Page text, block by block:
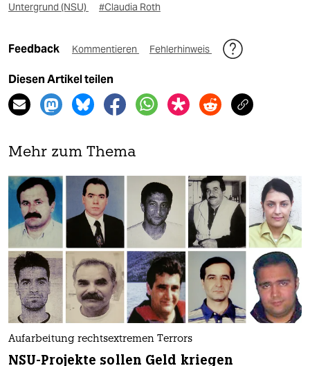
Untergrund (NSU)
#Claudia Roth
Feedback Kommentieren Fehlerhinweis
Diesen Artikel teilen
Mehr zum Thema
Aufarbeitung rechtsextremen Terrors
NSU-Projekte sollen Geld kriegen